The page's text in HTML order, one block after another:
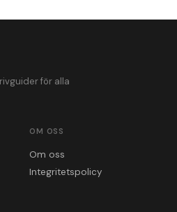
för alla
OM OSS
Om oss
Integritetspolicy